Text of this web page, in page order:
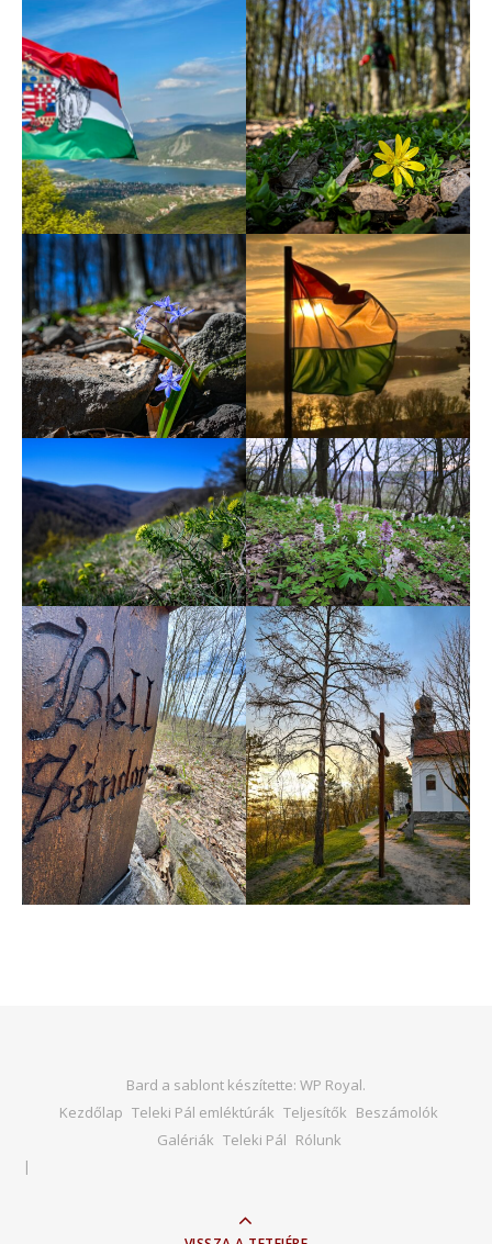
Bard a sablont készítette: WP Royal.
Kezdőlap Teleki Pál emléktúrák Teljesítők Beszámolók
Galériák Teleki Pál Rólunk